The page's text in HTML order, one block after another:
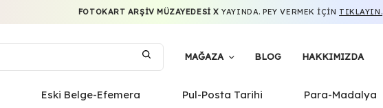
FOTOKART ARŞIV MÜZAYEDESI X YAYINDA. PEY VERMEK IÇIN TIKLAYIN.
MAĞAZA BLOG HAKKIMIZDA
Eski Belge-Efemera Pul-Posta Tarihi Para-Madalya